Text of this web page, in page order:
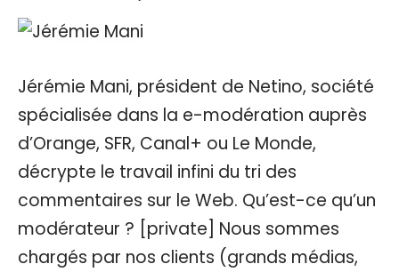
Jérémie Mani, président de Netino, société
spécialisée dans la e-modération auprès
d’Orange, SFR, Canal+ ou Le Monde,
décrypte le travail infini du tri des
commentaires sur le Web. Qu’est-ce qu’un
modérateur ? [private] Nous sommes
chargés par nos clients (grands médias,